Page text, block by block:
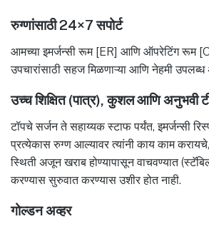
रुग्णांसाठी 24×7 सपोर्ट
आमच्या इमर्जन्सी रूम [ER] आणि ऑपरेटिंग रूम
उपचारांसाठी सहज मिळणाऱ्या आणि नेहमी
उच्च शिक्षित (पात्र), कुशल आणि अनुभवी
टॉपचे सर्जन ते सहाय्यक स्टाफ पर्यंत, इमर्जन्सी
प्रत्येकास रुग्ण आल्यावर त्यांनी काय काम
स्थिती अजून खराब होण्यापासून वाचवण्यात
करण्यास सुरुवात करण्यास उशीर होत नाही.
गोल्डन अव्हर